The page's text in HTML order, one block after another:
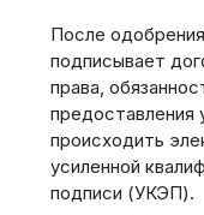
После одобрения
подписывает
права,
предоставления
происходить
усиленной
подписи (УКЭП).